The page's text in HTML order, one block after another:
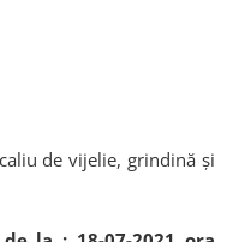
de vijelie, grindină și